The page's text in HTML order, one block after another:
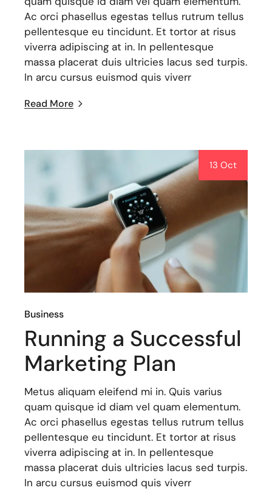
Ac orci phasellus egestas tellus rutrum tellus
pellentesque eu tincidunt. Et tortor at risus
viverra adipiscing at in. In pellentesque
massa placerat duis ultricies lacus sed turpis.
In arcu cursus euismod quis viverr
Read More
13 Oct
Business
Running a Successful
Marketing Plan
Metus aliquam eleifend mi in. Quis varius
quam quisque id diam vel quam elementum.
Ac orci phasellus egestas tellus rutrum tellus
pellentesque eu tincidunt. Et tortor at risus
viverra adipiscing at in. In pellentesque
massa placerat duis ultricies lacus sed turpis.
In arcu cursus euismod quis viverr